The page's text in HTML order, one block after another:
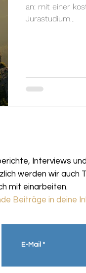
an: mit einer
Jurastudium...
Interviews
werden wir auch
mit einarbeiten.
Beiträge in deine